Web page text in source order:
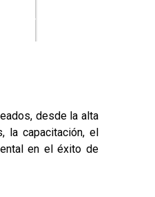
desde la alta
la capacitación, el
en el éxito de